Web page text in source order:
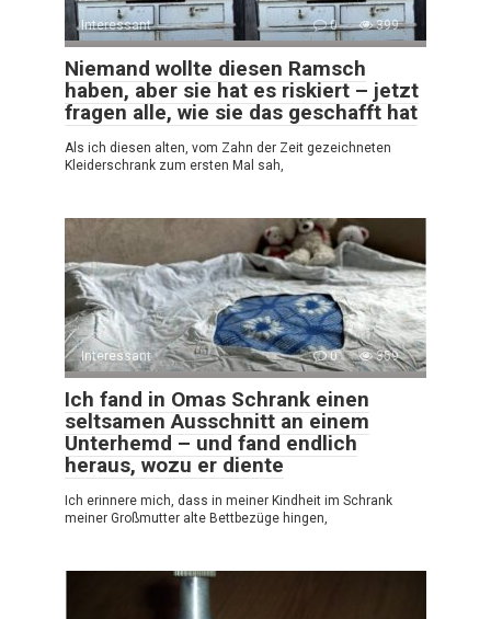
Interessant 0 399
Niemand wollte diesen Ramsch
haben, aber sie hat es riskiert – jetzt
fragen alle, wie sie das geschafft hat
Als ich diesen alten, vom Zahn der Zeit gezeichneten
Kleiderschrank zum ersten Mal sah,
Interessant 0 359
Ich fand in Omas Schrank einen
seltsamen Ausschnitt an einem
Unterhemd – und fand endlich
heraus, wozu er diente
Ich erinnere mich, dass in meiner Kindheit im Schrank
meiner Großmutter alte Bettbezüge hingen,